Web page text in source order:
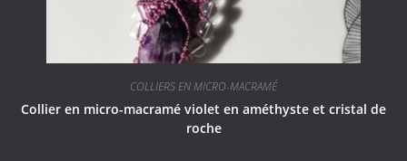
COLLIERS EN MICRO-MACRAMÉ
Collier en micro-macramé violet en améthyste et cristal de
roche